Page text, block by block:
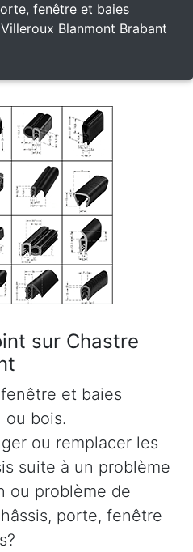
fenêtre et baies
Blanmont Brabant
sur Chastre
et baies
ou bois.
ou remplacer les
suite à un problème
ou problème de
porte, fenêtre